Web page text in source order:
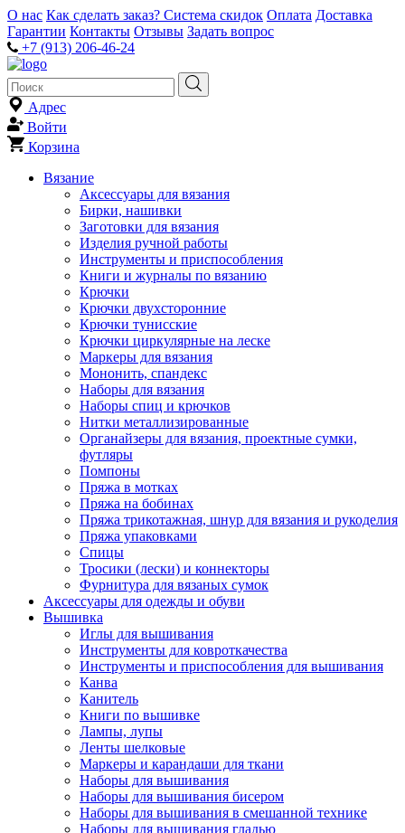
О нас Как сделать заказ? Система скидок Оплата Доставка
Гарантии Контакты Отзывы Задать вопрос
+7 (913) 206-46-24
Адрес
Войти
Корзина
Вязание
Аксессуары для вязания
Бирки, нашивки
Заготовки для вязания
Изделия ручной работы
Инструменты и приспособления
Книги и журналы по вязанию
Крючки
Крючки двухсторонние
Крючки тунисские
Крючки циркулярные на леске
Маркеры для вязания
Мононить, спандекс
Наборы для вязания
Наборы спиц и крючков
Нитки металлизированные
Органайзеры для вязания, проектные сумки,
футляры
Помпоны
Пряжа в мотках
Пряжа на бобинах
Пряжа трикотажная, шнур для вязания и рукоделия
Пряжа упаковками
Спицы
Тросики (лески) и коннекторы
Фурнитура для вязаных сумок
Аксессуары для одежды и обуви
Вышивка
Иглы для вышивания
Инструменты для ковроткачества
Инструменты и приспособления для вышивания
Канва
Канитель
Книги по вышивке
Лампы, лупы
Ленты шелковые
Маркеры и карандаши для ткани
Наборы для вышивания
Наборы для вышивания бисером
Наборы для вышивания в смешанной технике
Наборы для вышивания гладью